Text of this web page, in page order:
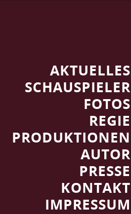
AKTUELLES
SCHAUSPIELER
FOTOS
REGIE
PRODUKTIONEN
AUTOR
PRESSE
KONTAKT
IMPRESSUM